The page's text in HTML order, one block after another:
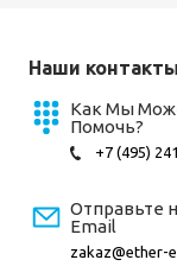
Наши контакты
Как Мы
Помочь?
+7 (495)
Отправьте
Email
zakaz@ether-